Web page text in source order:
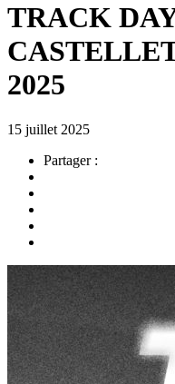
TRACK
2025
15 juillet 2025
Partager :